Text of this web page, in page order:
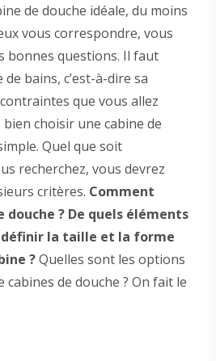
de douche idéale, du moins
vous correspondre, vous
bonnes questions. Il faut
bains, c’est-à-dire sa
que vous allez
choisir une cabine de
Quel que soit
recherchez, vous devrez
critères. Comment
douche ? De quels éléments
la taille et la forme
?Quelles sont les options
cabines de douche ? On fait le